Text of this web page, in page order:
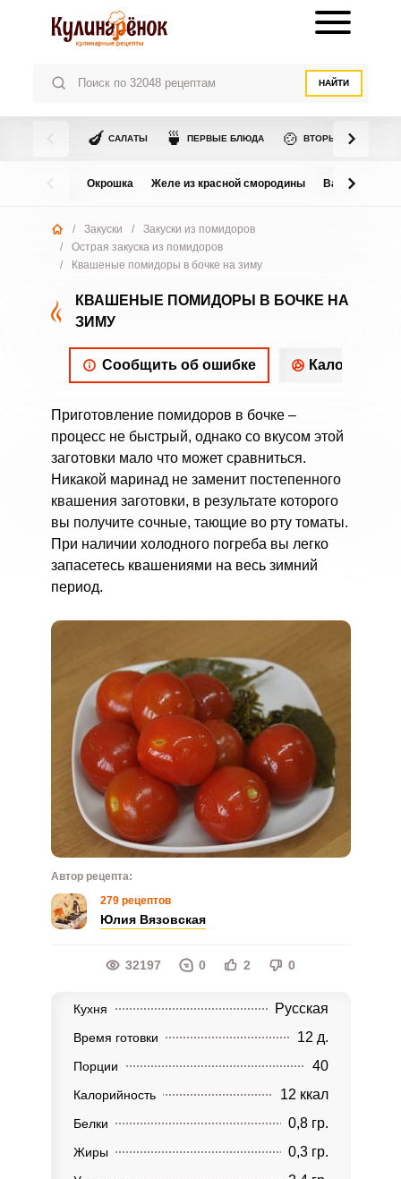
НАЙТИ
🍆 САЛАТЫ 🍵 ПЕРВЫЕ БЛЮДА 🍲 ВТОРЫЕ БЛЮДА
Окрошка Желе из красной смородины Варенье из
/ Закуски /
Закуски из помидоров
/
Острая закуска из помидоров
/
Квашеные помидоры в бочке на зиму
КВАШЕНЫЕ ПОМИДОРЫ В БОЧКЕ НА
ЗИМУ
Сообщить об ошибке
Приготовление помидоров в бочке –
процесс не быстрый, однако со вкусом этой
заготовки мало что может сравниться.
Никакой маринад не заменит постепенного
квашения заготовки, в результате которого
вы получите сочные, тающие во рту томаты.
При наличии холодного погреба вы легко
запасетесь квашениями на весь зимний
период.
Автор рецепта:
279 рецептов
Юлия Вязовская
32197 0 2 0
Кухня Русская
Время готовки 12 д.
Порции 40
Калорийность 12 ккал
Белки 0,8 гр.
Жиры 0,3 гр.